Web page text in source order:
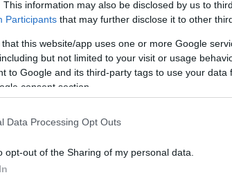
This information may also be disclosed by us to
Participants that may further disclose it to other
that this website/app uses one or more Google
but not limited to your visit or usage
to Google and its third-party tags to use your data
consent section.
Data Processing Opt Outs
opt-out of the Sharing of my personal data.
trackback címe:
api/trackback/id/18050528